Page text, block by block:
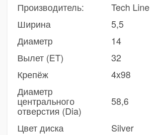
Производитель:
Tech Line
Ширина
5,5
Диаметр
14
Вылет (ET)
32
Крепёж
4x98
Диаметр
центрального
отверстия (Dia)
58,6
Цвет диска Silver